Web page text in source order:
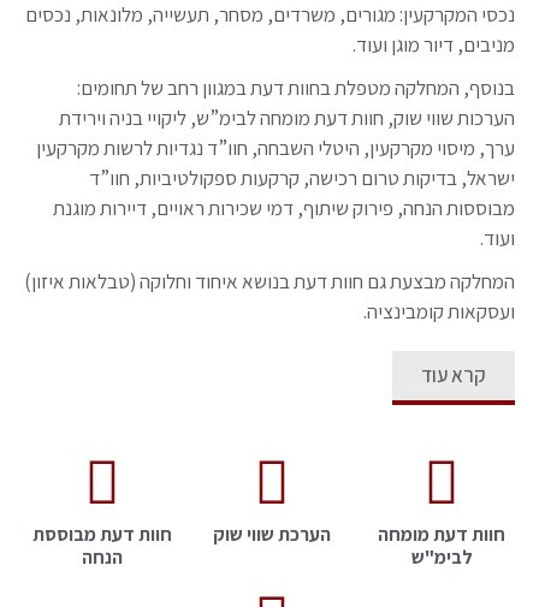
נכסי המקרקעין: מגורים, משרדים, מסחר, תעשייה, מלונאות, נכסים
מניבים, דיור מוגן ועוד.
בנוסף, המחלקה מטפלת בחוות דעת במגוון רחב של תחומים:
הערכות שווי שוק, חוות דעת מומחה לבימ”ש, ליקויי בניה וירידת
ערך, מיסוי מקרקעין, היטלי השבחה, חוו”ד נגדיות לרשות מקרקעין
ישראל, בדיקות טרום רכישה, קרקעות ספקולטיביות, חוו”ד
מבוססות הנחה, פירוק שיתוף, דמי שכירות ראויים, דיירות מוגנת
ועוד.
המחלקה מבצעת גם חוות דעת בנושא איחוד וחלוקה (טבלאות איזון)
ועסקאות קומבינציה.
קרא עוד
חוות דעת מומחה
לבימ"ש
הערכת שווי שוק
חוות דעת מבוססת
הנחה